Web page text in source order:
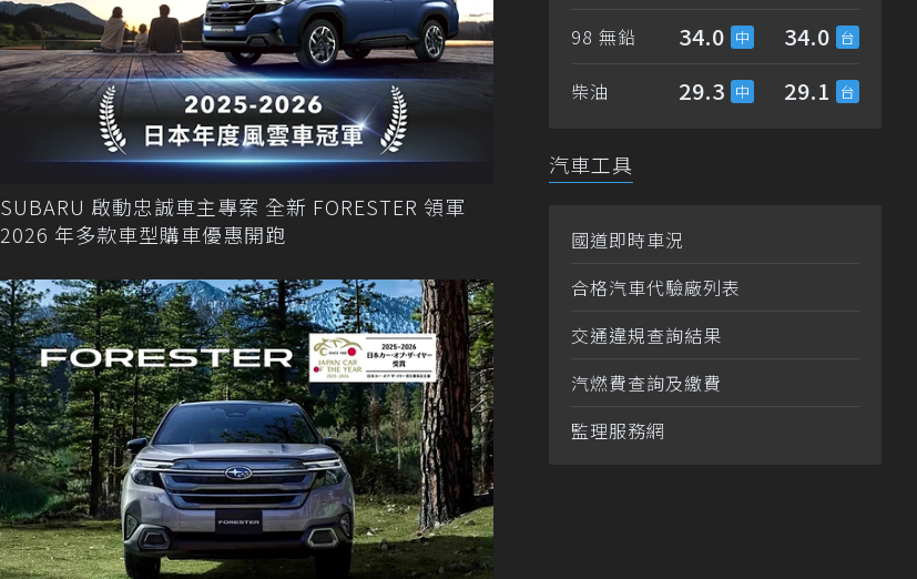
SUBARU 啟動忠誠車主專案 全新 FORESTER 領軍
2026 年多款車型購車優惠開跑
98 無鉛 34.0 34.0
柴油 29.3 29.1
汽車工具
國道即時車況
合格汽車代驗廠列表
交通違規查詢結果
汽燃費查詢及繳費
監理服務網